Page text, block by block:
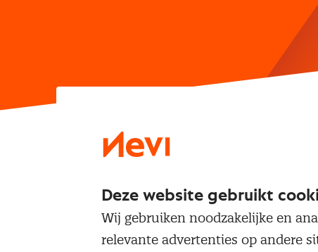
Lees meer over dit
Deze website gebruikt
Wij gebruiken noodzakelijke en
relevante advertenties op andere